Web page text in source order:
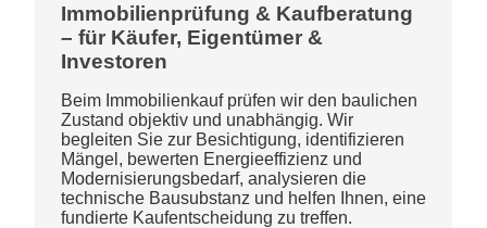
Immobilienprüfung & Kaufberatung
– für Käufer, Eigentümer &
Investoren
Beim Immobilienkauf prüfen wir den baulichen
Zustand objektiv und unabhängig. Wir
begleiten Sie zur Besichtigung, identifizieren
Mängel, bewerten Energieeffizienz und
Modernisierungsbedarf, analysieren die
technische Bausubstanz und helfen Ihnen, eine
fundierte Kaufentscheidung zu treffen.